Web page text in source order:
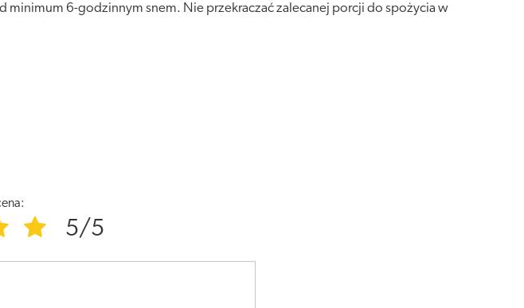
minimum 6-godzinnym snem. Nie przekraczać zalecanej porcji do spożycia w
5/5